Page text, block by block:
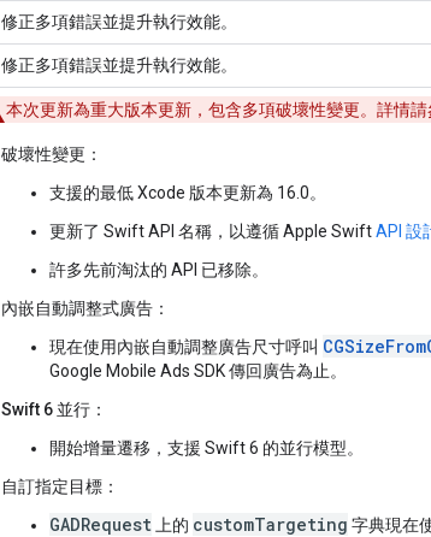
修正多項錯誤並提升執行效能。
修正多項錯誤並提升執行效能。
本次更新為重大版本更新，包含多項破壞性變更。詳情請
破壞性變更 ：
支援的最低 Xcode 版本更新為 16.0。
更新了 Swift API 名稱，以遵循 Apple SwiftAPI 設
許多先前淘汰的 API 已移除。
內嵌自動調整式廣告 ：
現在使用內嵌自動調整廣告尺寸呼叫
Google Mobile Ads SDK傳回廣告為止。
Swift 6 並行 ：
開始增量遷移，支援 Swift 6 的並行模型。
自訂指定目標 ：
GADRequest 上的 customTargeting 字典現在